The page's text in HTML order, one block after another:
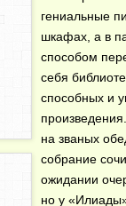
гениальные
шкафах, а в
способом
себя
способных и
на званых
собрание
ожидании
но у